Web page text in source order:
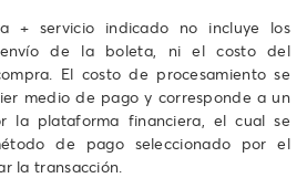
+ servicio indicado no incluye los
envío de la boleta, ni el costo del
El costo de procesamiento se
medio de pago y corresponde a un
la plataforma financiera, el cual se
de pago seleccionado por el
la transacción.